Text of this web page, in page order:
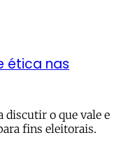
ética nas
discutir o que vale e
fins eleitorais.